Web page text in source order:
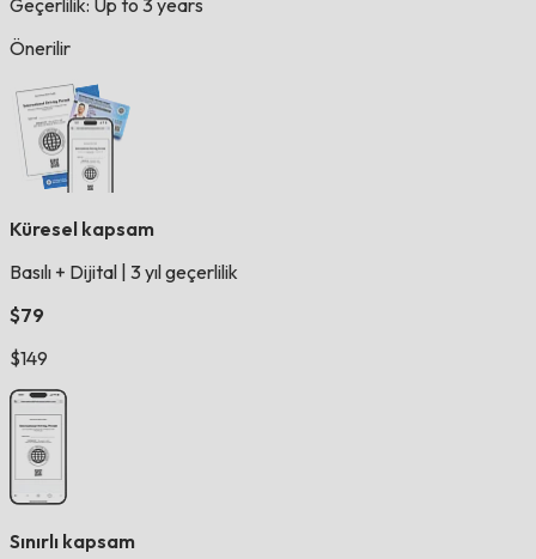
Geçerlilik: Up to 3 years
Önerilir
Küresel kapsam
Basılı + Dijital 3 yıl geçerlilik
$79
$149
Sınırlı kapsam